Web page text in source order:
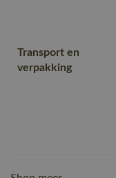
Transport en
verpakking